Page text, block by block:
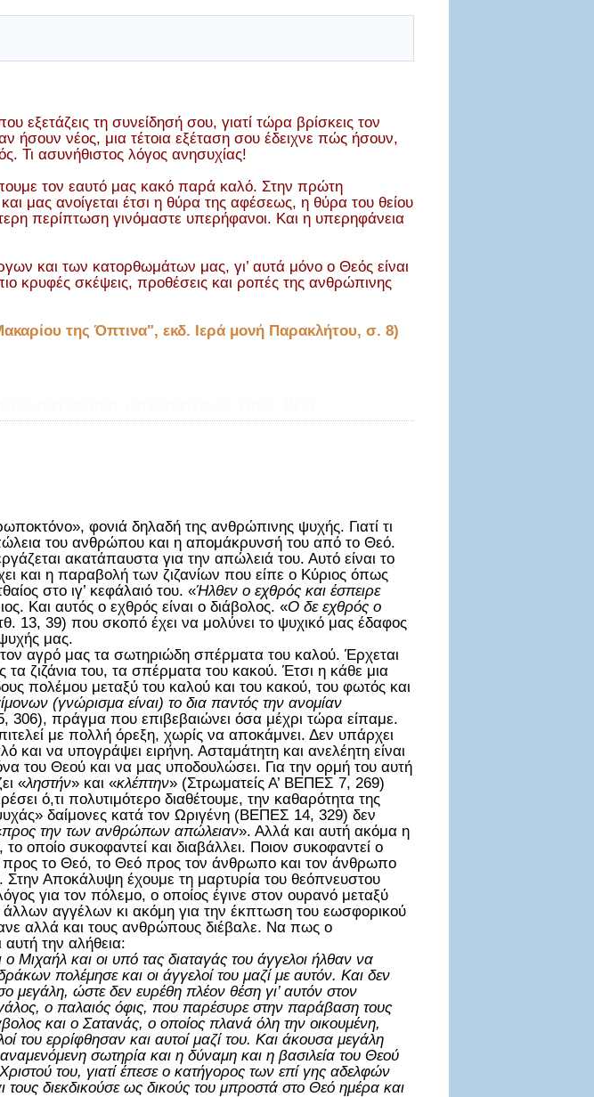
εξετάζεις τη συνείδησή σου, γιατί τώρα βρίσκεις τον
ήσουν νέος, μια τέτοια εξέταση σου έδειχνε πώς ήσουν,
Τι ασυνήθιστος λόγος ανησυχίας!
τον εαυτό μας κακό παρά καλό. Στην πρώτη
μας ανοίγεται έτσι η θύρα της αφέσεως, η θύρα του θείου
περίπτωση γινόμαστε υπερήφανοι. Και η υπερηφάνεια
και των κατορθωμάτων μας, γι’ αυτά μόνο ο Θεός είναι
κρυφές σκέψεις, προθέσεις και ροπές της ανθρώπινης
της Όπτινα", εκδ. Ιερά μονή Παρακλήτου, σ. 8)
φονιά δηλαδή της ανθρώπινης ψυχής. Γιατί τι
του ανθρώπου και η απομάκρυνσή του από το Θεό.
ακατάπαυστα για την απώλειά του. Αυτό είναι το
και η παραβολή των ζιζανίων που είπε ο Κύριος όπως
στο ιγ’ κεφάλαιό του. «Ήλθεν ο εχθρός και έσπειρε
Και αυτός ο εχθρός είναι ο διάβολος. «Ο δε εχθρός ο
13, 39) που σκοπό έχει να μολύνει το ψυχικό μας έδαφος
μας.
αγρό μας τα σωτηριώδη σπέρματα του καλού. Έρχεται
τα ζιζάνια του, τα σπέρματα του κακού. Έτσι η κάθε μια
πολέμου μεταξύ του καλού και του κακού, του φωτός και
(γνώρισμα είναι) το δια παντός την ανομίαν
306), πράγμα που επιβεβαιώνει όσα μέχρι τώρα είπαμε.
με πολλή όρεξη, χωρίς να αποκάμνει. Δεν υπάρχει
και να υπογράψει ειρήνη. Ασταμάτητη και ανελέητη είναι
του Θεού και να μας υποδουλώσει. Για την ορμή του αυτή
«ληστήν» και «κλέπτην» (Στρωματείς Α’ ΒΕΠΕΣ 7, 269)
ό,τι πολυτιμότερο διαθέτουμε, την καθαρότητα της
δαίμονες κατά τον Ωριγένη (ΒΕΠΕΣ 14, 329) δεν
προς την των ανθρώπων απώλειαν». Αλλά και αυτή ακόμα η
το οποίο συκοφαντεί και διαβάλλει. Ποιον συκοφαντεί ο
προς το Θεό, το Θεό προς τον άνθρωπο και τον άνθρωπο
Αποκάλυψη έχουμε τη μαρτυρία του θεόπνευστου
για τον πόλεμο, ο οποίος έγινε στον ουρανό μεταξύ
αγγέλων κι ακόμη για την έκπτωση του εωσφορικού
αλλά και τους ανθρώπους διέβαλε. Να πως ο
την αλήθεια:
Μιχαήλ και οι υπό τας διαταγάς του άγγελοι ήλθαν να
πολέμησε και οι άγγελοί του μαζί με αυτόν. Και δεν
μεγάλη, ώστε δεν ευρέθη πλέον θέση γι’ αυτόν στον
ο παλαιός όφις, που παρέσυρε στην παράβαση τους
και ο Σατανάς, ο οποίος πλανά όλη την οικουμένη,
του ερρίφθησαν και αυτοί μαζί του. Και άκουσα μεγάλη
σωτηρία και η δύναμη και η βασιλεία του Θεού
του, γιατί έπεσε ο κατήγορος των επί γης αδελφών
διεκδικούσε ως δικούς του μπροστά στο Θεό ημέρα και